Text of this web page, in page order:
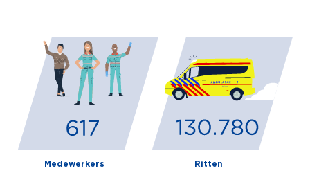
Medewerkers Ritten